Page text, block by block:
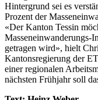
Hintergrund sei es
Prozent der
«Der Kanton Tessin
Masseneinwanderungs-
getragen wird», hielt
Kantonsregierung der
einer regionalen
nächsten Frühjahr soll